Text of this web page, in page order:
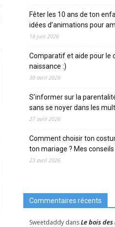
Fêter les 10 ans de ton
idées d’animations pour
18 juin 2026
Comparatif et aide pour le
naissance :)
30 avril 2026
S’informer sur la
sans se noyer dans les
27 avril 2026
Comment choisir ton
ton mariage ? Mes conseils
23 avril 2026
Commentaires récents
Sweetdaddy dansLe bois